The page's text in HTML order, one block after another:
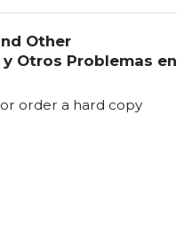
Other
Otros Problemas en
order a hard copy